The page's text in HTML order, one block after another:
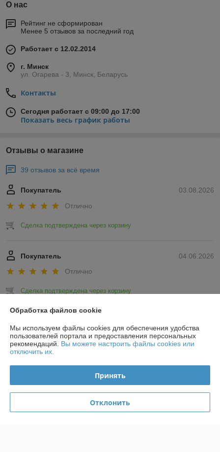
О нас
Рейтинг не сформирован
Менее 5 отзывов за последний год
Работает с 12.02.2014
г. Минск
ул. Огарева - 3, Минск, Беларусь
Контакты
Сегодня работает с 09:00 до 17:00
Показать весь график работы
Отзывы о магазине
39 отзывов за всё время
03.08.2026
Покупатель
Отлично
Сделка подтверждена через корзину
04.06.2026
Покупатель
Отлично
Сделка подтверждена через корзину
Показать все отзывы
О нас
Доставка и оплата
Обработка файлов cookie
Мы используем файлы cookies для обеспечения удобства
пользователей портала и предоставления персональных
рекомендаций. Вы можете настроить файлы cookies или
отключить их.
Принять
Отклонить